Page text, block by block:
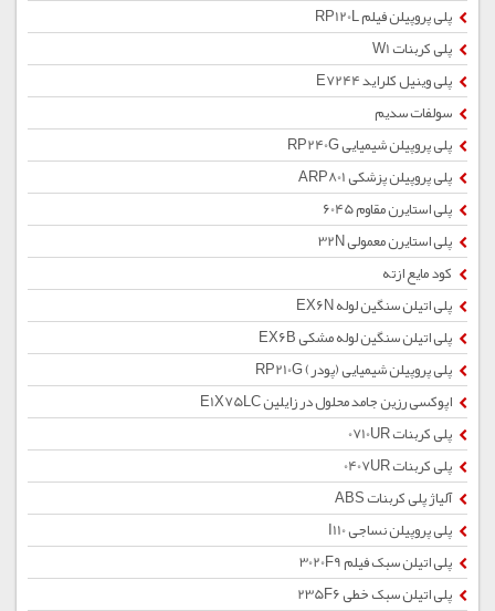
پلی پروپیلن فیلم RP120L
پلی کربنات W1
پلی وینیل کلراید E7244
سولفات سدیم
پلی پروپیلن شیمیایی RP240G
پلی پروپیلن پزشکی ARP801
پلی استایرن مقاوم 6045
پلی استایرن معمولی 32N
کود مایع ازته
پلی اتیلن سنگین لوله EX6N
پلی اتیلن سنگین لوله مشکی EX6B
پلی پروپیلن شیمیایی (پودر) RP210G
اپوکسی رزین جامد محلول در زایلین E1X75LC
پلی کربنات 0710UR
پلی کربنات 0407UR
آلیاژ پلی کربنات ABS
پلی پروپیلن نساجی I110
پلی اتیلن سبک فیلم 3020F9
پلی اتیلن سبک خطی 235F6